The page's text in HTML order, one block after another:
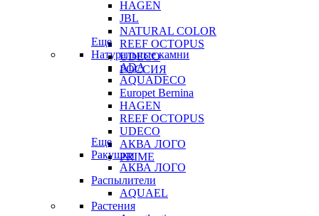
HAGEN
JBL
NATURAL COLOR
REEF OCTOPUS
UDECO
РОССИЯ
Еще
Натуральные камни
ADA
AQUADECO
Europet Bernina
HAGEN
REEF OCTOPUS
UDECO
АКВА ЛОГО
PRIME
Еще
Ракушки
АКВА ЛОГО
Распылители
AQUAEL
Растения